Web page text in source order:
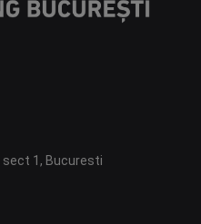
sect 1, Bucuresti